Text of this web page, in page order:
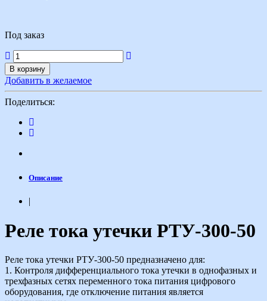
Под заказ
В корзину
Добавить в желаемое
Поделиться:
Описание
|
Реле тока утечки РТУ-300-50
Реле тока утечки РТУ-300-50 предназначено для:
1. Контроля дифференциального тока утечки в однофазных и
трехфазных сетях переменного тока питания цифрового
оборудования, где отключение питания является